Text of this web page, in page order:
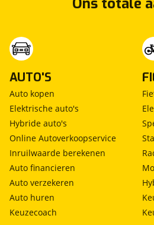
Exclusive Plus+ Inbegrepen
Prijs
Originele waarde € 2.995,-
Omschrijving:
12 maanden Bovag garantie,
Onderhoudsbeurt, Bovag 40-
APK Keuring, 1 Jaar
Compleet gepoetst en
afleverpakket bevat: BOVAG
Ons totale
AUTO'S
Auto kopen
Elektrische auto's
Hybride auto's
Online Autoverkoopservice
Inruilwaarde berekenen
Auto financieren
Auto verzekeren
Auto huren
Keuzecoach